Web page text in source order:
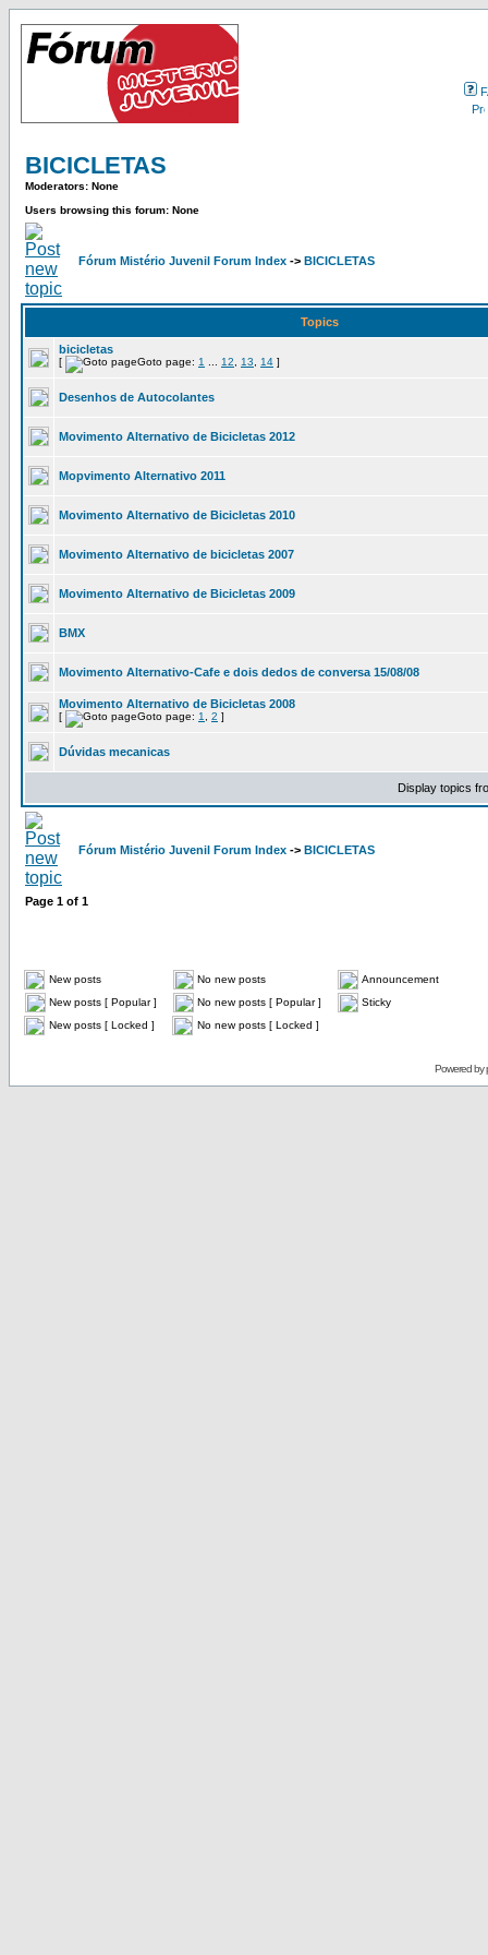
BICICLETAS
Moderators: None
Users browsing this forum: None
Fórum Mistério Juvenil Forum Index -> BICICLETAS
Topics
bicicletas
[ Goto page: 1 12 13 14 ]
Desenhos de Autocolantes
Movimento Alternativo de Bicicletas 2012
Mopvimento Alternativo 2011
Movimento Alternativo de Bicicletas 2010
Movimento Alternativo de bicicletas 2007
Movimento Alternativo de Bicicletas 2009
BMX
Movimento Alternativo-Cafe e dois dedos de conversa 15/08/08
Movimento Alternativo de Bicicletas 2008
[ Goto page: 1 2 ]
Dúvidas mecanicas
Display topics
Fórum Mistério Juvenil Forum Index -> BICICLETAS
Page 1 of 1
New posts No new posts
Announcement
New posts [ Popular ]
No new posts [ Popular ]
Sticky
New posts [ Locked ]
No new posts [ Locked ]
Powered by